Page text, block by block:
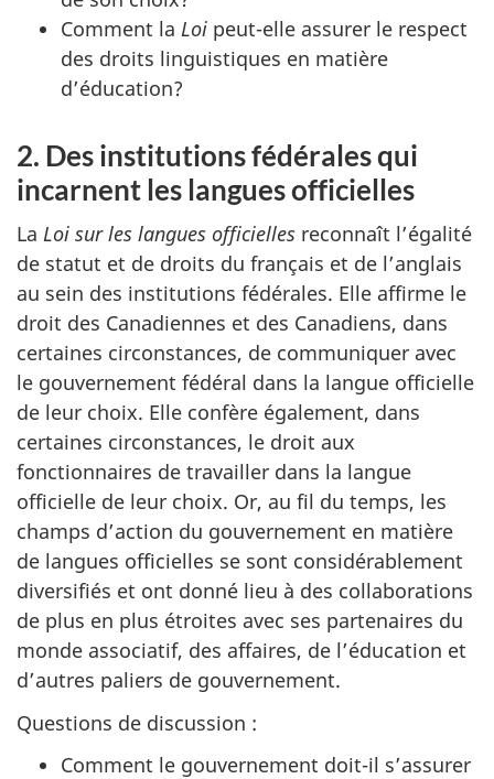
Comment la Loi peut-elle assurer le respect
des droits linguistiques en matière
d’éducation?
2. Des institutions fédérales qui
incarnent les langues officielles
La Loi sur les langues officielles reconnaît l’égalité
de statut et de droits du français et de l’anglais
au sein des institutions fédérales. Elle affirme le
droit des Canadiennes et des Canadiens, dans
certaines circonstances, de communiquer avec
le gouvernement fédéral dans la langue officielle
de leur choix. Elle confère également, dans
certaines circonstances, le droit aux
fonctionnaires de travailler dans la langue
officielle de leur choix. Or, au fil du temps, les
champs d’action du gouvernement en matière
de langues officielles se sont considérablement
diversifiés et ont donné lieu à des collaborations
de plus en plus étroites avec ses partenaires du
monde associatif, des affaires, de l’éducation et
d’autres paliers de gouvernement.
Questions de discussion :
Comment le gouvernement doit-il s’assurer